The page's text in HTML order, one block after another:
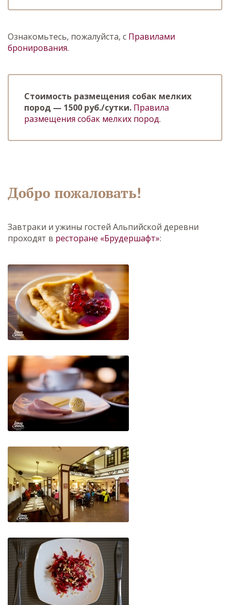
Ознакомьтесь, пожалуйста, с Правилами
бронирования.
Стоимость размещения собак мелких
пород — 1500 руб./сутки. Правила
размещения собак мелких пород.
Добро пожаловать!
Завтраки и ужины гостей Альпийской деревни
проходят в ресторане «Брудершафт»: